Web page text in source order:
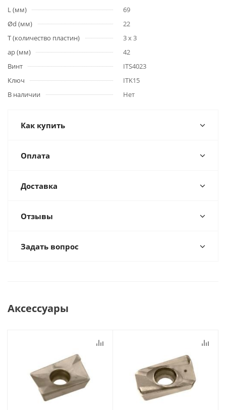
L (мм)
69
Ød (мм)
22
T (количество пластин)
3 x 3
ap (мм)
42
Винт
ITS4023
Ключ
ITK15
В наличии
Нет
Как купить
Оплата
Доставка
Отзывы
Задать вопрос
Аксессуары